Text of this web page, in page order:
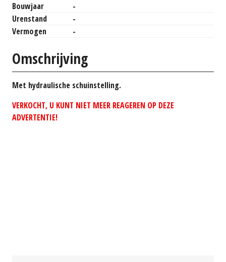
Bouwjaar
-
Urenstand
-
Vermogen
-
Omschrijving
Met hydraulische schuinstelling.
VERKOCHT, U KUNT NIET MEER REAGEREN OP DEZE
ADVERTENTIE!